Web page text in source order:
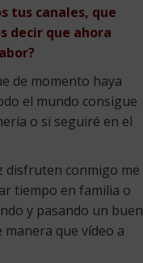
tus canales, que
decir que ahora
de momento haya
el mundo consigue
o si seguiré en el
disfruten conmigo me
tiempo en familia o
y pasando un buen
que vídeo a